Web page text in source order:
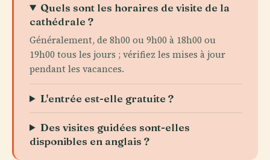
Quels sont les horaires de visite de la
cathédrale ?
Généralement, de 8h00 ou 9h00 à 18h00 ou
19h00 tous les jours ; vérifiez les mises à jour
pendant les vacances.
L'entrée est-elle gratuite ?
Des visites guidées sont-elles
disponibles en anglais ?